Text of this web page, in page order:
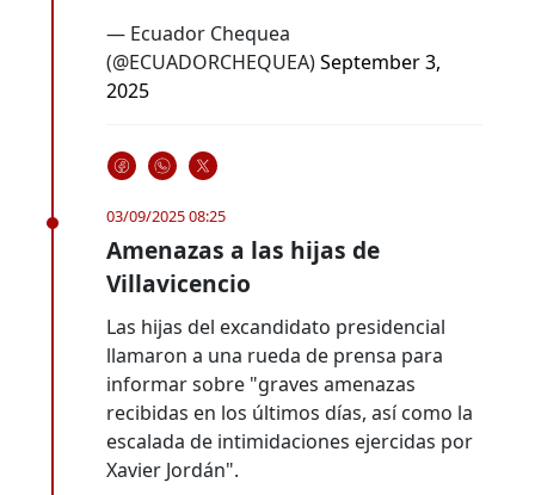
— Ecuador Chequea
(@ECUADORCHEQUEA)September 3,
2025
03/09/2025 08:25
Amenazas a las hijas de
Villavicencio
Las hijas del excandidato presidencial
llamaron a una rueda de prensa para
informar sobre "graves amenazas
recibidas en los últimos días, así como la
escalada de intimidaciones ejercidas por
Xavier Jordán".